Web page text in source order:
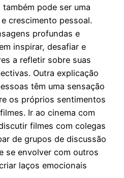
pode ser uma
crescimento pessoal.
profundas e
inspirar, desafiar e
a refletir sobre suas
Outra explicação
têm uma sensação
os próprios sentimentos
Ir ao cinema com
filmes com colegas
de grupos de discussão
se envolver com outros
laços emocionais